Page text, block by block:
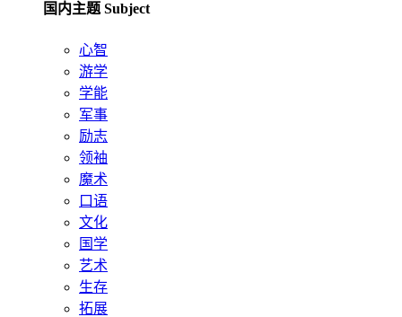
国内主题 Subject
心智
游学
学能
军事
励志
领袖
魔术
口语
文化
国学
艺术
生存
拓展